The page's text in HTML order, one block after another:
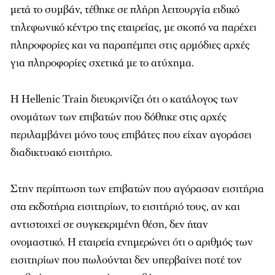
μετά το συμβάν, τέθηκε σε πλήρη λειτουργία ειδικό
τηλεφωνικό κέντρο της εταιρείας, με σκοπό να παρέχει
πληροφορίες και να παραπέμπει στις αρμόδιες αρχές
για πληροφορίες σχετικά με το ατύχημα.
Η Hellenic Train διευκρινίζει ότι ο κατάλογος των
ονομάτων των επιβατών που δόθηκε στις αρχές
περιλαμβάνει μόνο τους επιβάτες που είχαν αγοράσει
διαδικτυακό εισιτήριο.
Στην περίπτωση των επιβατών που αγόρασαν εισιτήρια
στα εκδοτήρια εισιτηρίων, το εισιτήριό τους, αν και
αντιστοιχεί σε συγκεκριμένη θέση, δεν ήταν
ονομαστικό. Η εταιρεία ενημερώνει ότι ο αριθμός των
εισιτηρίων που πωλούνται δεν υπερβαίνει ποτέ τον